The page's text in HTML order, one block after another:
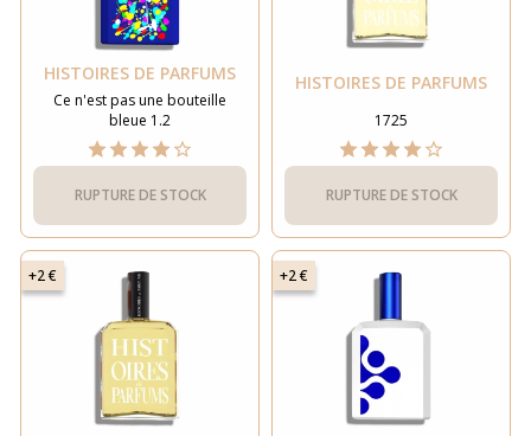
HISTOIRES DE PARFUMS
Ce n'est pas une bouteille
bleue 1.2
RUPTURE DE STOCK
HISTOIRES DE PARFUMS
1725
RUPTURE DE STOCK
+2 € +2 €